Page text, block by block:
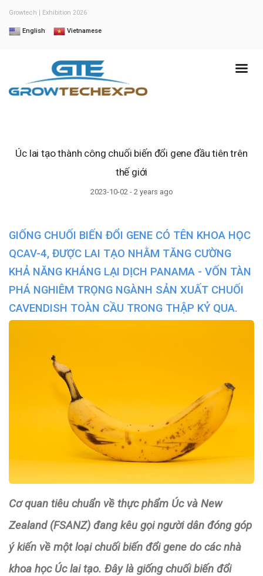
Growtech | Exhibition 2026
English Vietnamese
Úc lai tạo thành công chuối biến đổi gene đầu tiên trên
thế giới
2023-10-02 - 2 years ago
GIỐNG CHUỐI BIẾN ĐỔI GENE CÓ TÊN KHOA HỌC
QCAV-4, ĐƯỢC LAI TẠO NHẰM TĂNG CƯỜNG
KHẢ NĂNG KHÁNG LẠI DỊCH PANAMA - VỐN TÀN
PHÁ NGHIÊM TRỌNG NGÀNH SẢN XUẤT CHUỐI
CAVENDISH TOÀN CẦU TRONG THẬP KỶ QUA.
Cơ quan tiêu chuẩn về thực phẩm Úc và New
Zealand (FSANZ) đang kêu gọi người dân đóng góp
ý kiến về một loại chuối biến đổi gene do các nhà
khoa học Úc lai tạo. Đây là giống chuối biến đổi